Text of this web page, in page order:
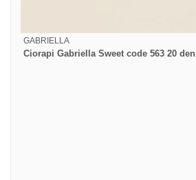
GABRIELLA
Ciorapi Gabriella Sweet code 563 20 den